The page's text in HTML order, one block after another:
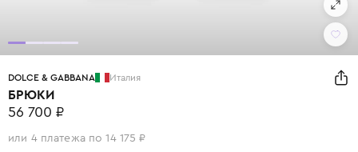
DOLCE & GABBANA Италия
БРЮКИ
56 700 ₽
или 4 платежа по 14 175 ₽